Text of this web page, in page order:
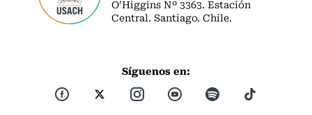
O’Higgins Nº 3363. Estación
Central. Santiago. Chile.
Síguenos en: